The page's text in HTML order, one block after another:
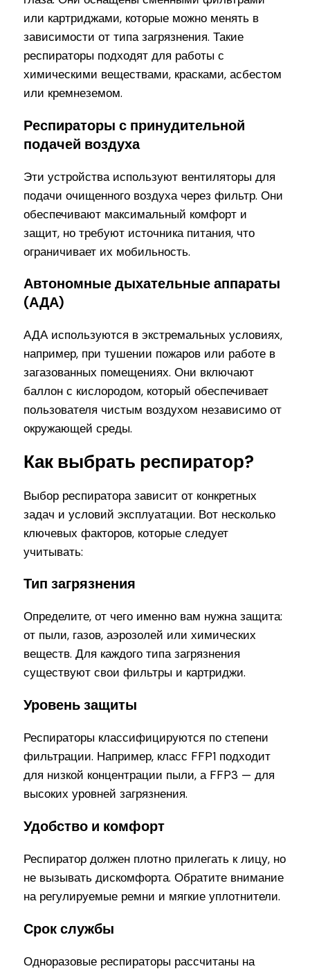
или картриджами, которые можно менять в
зависимости от типа загрязнения. Такие
респираторы подходят для работы с
химическими веществами, красками, асбестом
или кремнеземом.
Респираторы с принудительной
подачей воздуха
Эти устройства используют вентиляторы для
подачи очищенного воздуха через фильтр. Они
обеспечивают максимальный комфорт и
защит, но требуют источника питания, что
ограничивает их мобильность.
Автономные дыхательные аппараты
(АДА)
АДА используются в экстремальных условиях,
например, при тушении пожаров или работе в
загазованных помещениях. Они включают
баллон с кислородом, который обеспечивает
пользователя чистым воздухом независимо от
окружающей среды.
Как выбрать респиратор?
Выбор респиратора зависит от конкретных
задач и условий эксплуатации. Вот несколько
ключевых факторов, которые следует
учитывать:
Тип загрязнения
Определите, от чего именно вам нужна защита:
от пыли, газов, аэрозолей или химических
веществ. Для каждого типа загрязнения
существуют свои фильтры и картриджи.
Уровень защиты
Респираторы классифицируются по степени
фильтрации. Например, класс FFP1 подходит
для низкой концентрации пыли, а FFP3 — для
высоких уровней загрязнения.
Удобство и комфорт
Респиратор должен плотно прилегать к лицу, но
не вызывать дискомфорта. Обратите внимание
на регулируемые ремни и мягкие уплотнители.
Срок службы
Одноразовые респираторы рассчитаны на